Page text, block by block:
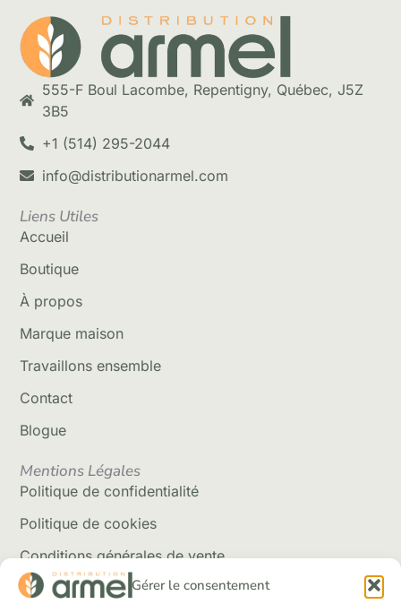
Gérer le consentement
555-F Boul Lacombe, Repentigny, Québec, J5Z
3B5
+1 (514) 295-2044
info@distributionarmel.com
Liens Utiles
Accueil
Boutique
À propos
Marque maison
Travaillons ensemble
Contact
Blogue
Mentions Légales
Politique de confidentialité
Politique de cookies
Conditions générales de vente
Politique de livraison